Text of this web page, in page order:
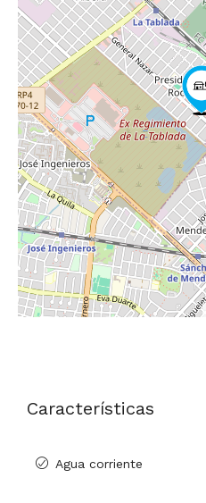
Características
Agua corriente